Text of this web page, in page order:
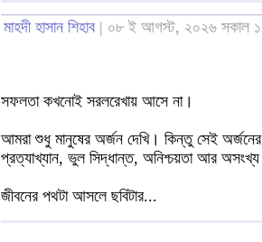
মাহদী হাসান শিহাব | ০৮ ই আগস্ট, ২০২৬ সকাল
সফলতা কখনোই সরলরেখায় আসে না।
আমরা শুধু মানুষের অর্জন দেখি। কিন্তু সেই অর্জনের
প্রত্যাখ্যান, ভুল সিদ্ধান্ত, অনিশ্চয়তা আর অসংখ্য
জীবনের পথটা আসলে ছবিটার...